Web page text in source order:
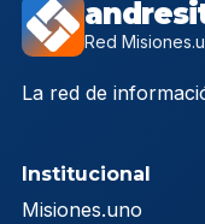
Red
La red de
Institucional
Misiones.uno